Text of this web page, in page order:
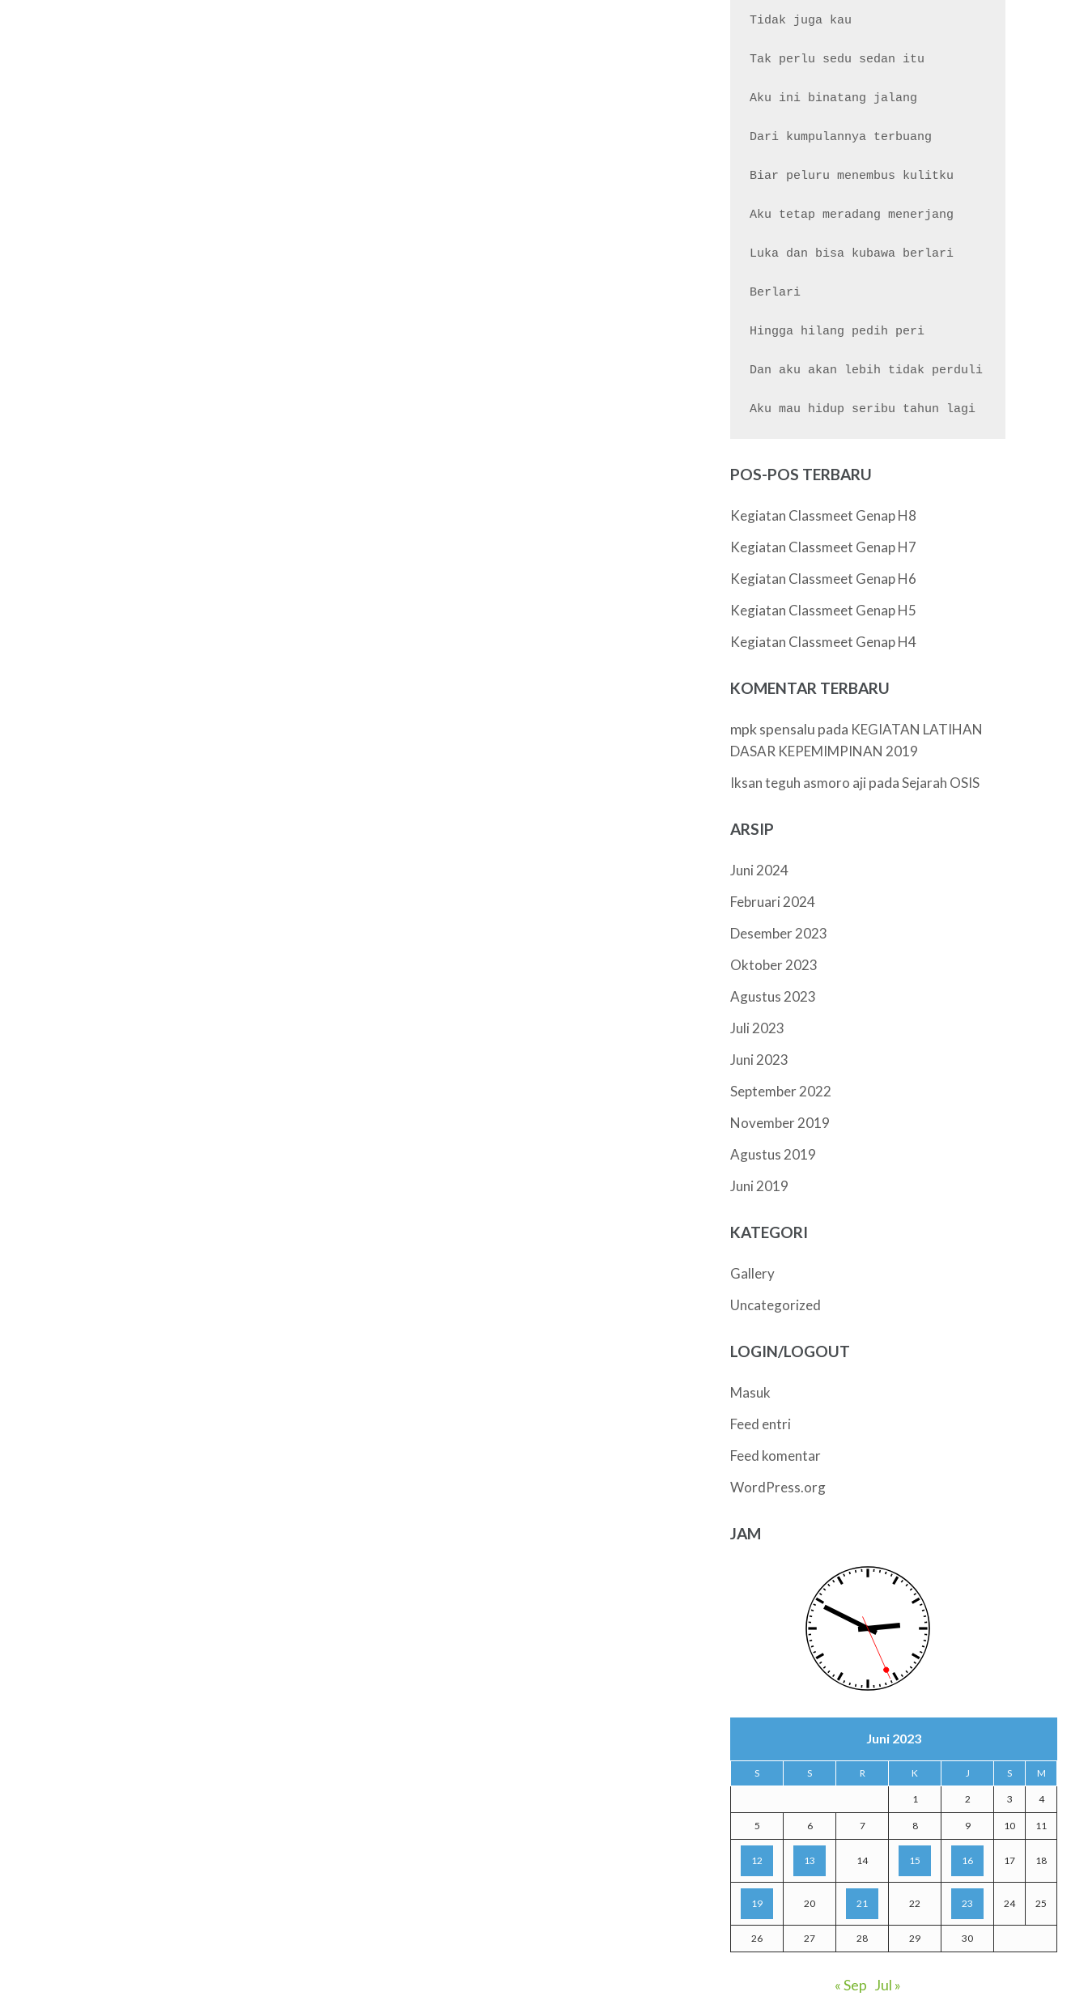
Tidak juga kau
Tak perlu sedu sedan itu
Aku ini binatang jalang
Dari kumpulannya terbuang
Biar peluru menembus kulitku
Aku tetap meradang menerjang
Luka dan bisa kubawa berlari
Berlari
Hingga hilang pedih peri
Dan aku akan lebih tidak perduli
POS-POS TERBARU
Kegiatan Classmeet Genap H8
Kegiatan Classmeet Genap H7
Kegiatan Classmeet Genap H6
Kegiatan Classmeet Genap H5
Kegiatan Classmeet Genap H4
KOMENTAR TERBARU
mpk spensalu pada KEGIATAN LATIHAN
DASAR KEPEMIMPINAN 2019
Iksan teguh asmoro aji padaSejarah OSIS
ARSIP
Juni 2024
Februari 2024
Desember 2023
Oktober 2023
Agustus 2023
Juli 2023
Juni 2023
September 2022
November 2019
Agustus 2019
Juni 2019
KATEGORI
Gallery
Uncategorized
LOGIN/LOGOUT
Masuk
Feed entri
Feed komentar
WordPress.org
JAM
Juni 2023
S S R K J S M
1 2 3 4
5 6 7 8 9 10 11
12 13 14 15 16 17 18
19 20 21 22 23 24 25
26 27 28 29 30
« Sep Jul »